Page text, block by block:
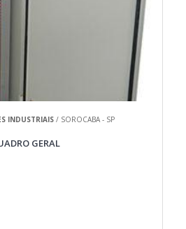
INDUSTRIAIS/ SOROCABA - SP
GERAL